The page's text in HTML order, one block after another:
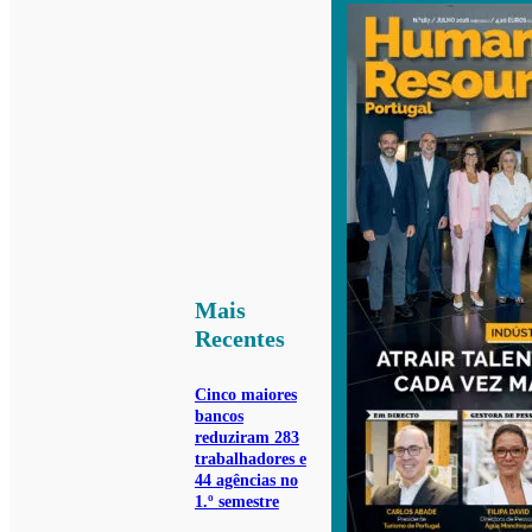
Mais
Recentes
Cinco maiores
bancos
reduziram 283
trabalhadores e
44 agências no
1.º semestre